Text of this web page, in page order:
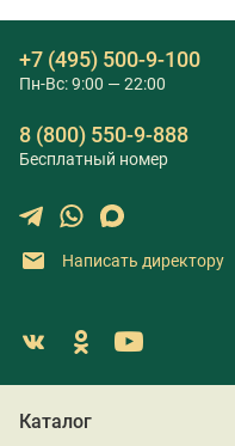
+7 (495) 500-9-100
Пн-Вс: 9:00 — 22:00
8 (800) 550-9-888
Бесплатный номер
Написать директору
Каталог